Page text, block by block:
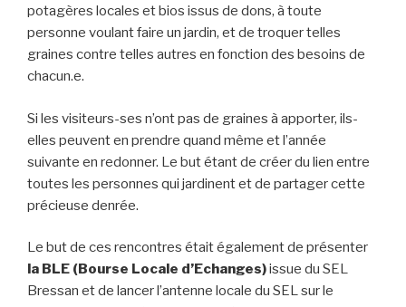
potagères locales et bios issus de dons, à toute
personne voulant faire un jardin, et de troquer telles
graines contre telles autres en fonction des besoins de
chacun.e.
Si les visiteurs-ses n’ont pas de graines à apporter, ils-
elles peuvent en prendre quand même et l’année
suivante en redonner. Le but étant de créer du lien entre
toutes les personnes qui jardinent et de partager cette
précieuse denrée.
Le but de ces rencontres était également de présenter
la BLE (Bourse Locale d’Echanges)issue du SEL
Bressan et de lancer l’antenne locale du SEL sur le